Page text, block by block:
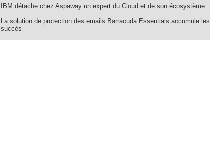
IBM détache chez Aspaway un expert du Cloud et de son écosystème
La solution de protection des emails Barracuda Essentials accumule les
succès